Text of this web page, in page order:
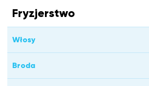
Fryzjerstwo
Włosy
Broda